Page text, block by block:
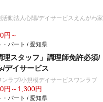
活動法人心陽/デイサービスえんがわ家
円～
・パート / 愛知県
理スタッフ」調理師免許必須/
/デイサービス
ンラブ/小規模デイサービスワンラブ
円～1,300円
・パート / 愛知県